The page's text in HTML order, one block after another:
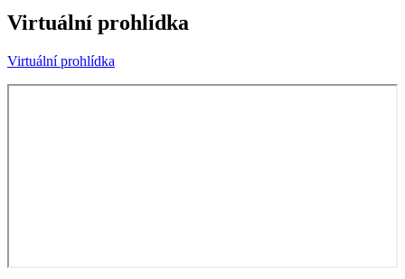
Virtuální prohlídka
Virtuální prohlídka